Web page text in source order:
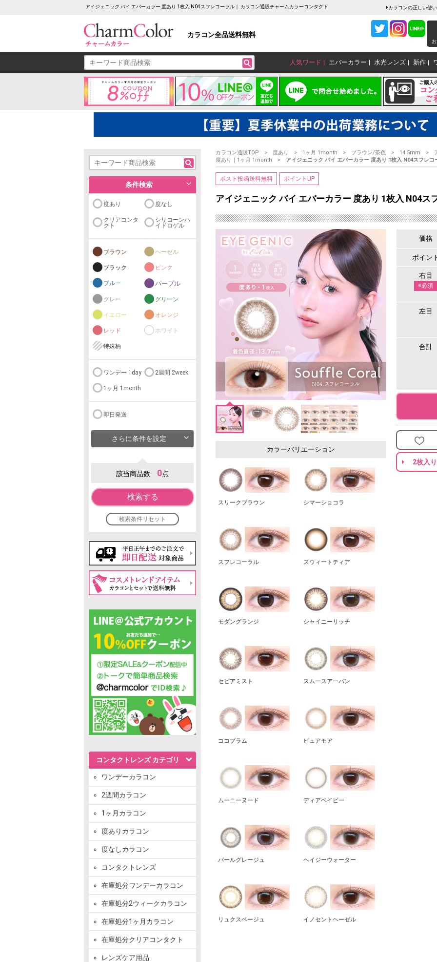
アイジェニック バイ エバーカラー 度あり 1枚入 N04スフレコーラル｜ カラコン通販チャームカラーコンタクト カラコンの正しい使
カラコン全品送料無料
人気ワード エバーカラー 水光レンズ 新作
条件検索
度あり 度なし
クリアコンタ
クト
シリコーンハ
イドロゲル
ブラウン ヘーゼル
ブラック ピンク
ブルー パープル
グレー グリーン
イエロー オレンジ
レッド ホワイト
特殊柄
ワンデー 1day 2週間 2week
1ヶ月 1month
即日発送
さらに条件を設定
該当商品数 0点
検索する
検索条件リセット
コンタクトレンズ カテゴリ
ワンデーカラコン
2週間カラコン
1ヶ月カラコン
度ありカラコン
度なしカラコン
コンタクトレンズ
在庫処分ワンデーカラコン
在庫処分2ウィークカラコン
在庫処分1ヶ月カラコン
在庫処分クリアコンタクト
レンズケア用品
カラコン通販TOP 度あり 1ヶ月 1month ブラウン/茶色 14.5mm
度あり｜1ヶ月 1month
アイジェニック バイ エバーカラー 度あり 1枚入 N04スフレコ
ポスト投函送料無料 ポイントUP
アイジェニック バイ エバーカラー 度あり 1枚入 N04ス
カラーバリエーション
スリークブラウン シマーショコラ
スフレコーラル スウィートティア
モダングランジ シャイニーリッチ
セピアミスト スムースアーバン
ココプラム ピュアモア
ムーニーヌード ディアベイビー
パールグレージュ ヘイジーウォーター
リュクスベージュ イノセントヘーゼル
価格
ポイン
右目
※必須
左目
合計
2枚入